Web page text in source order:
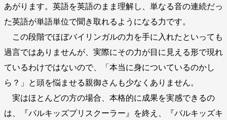
あがります。英語を英語のまま理解し、単なる音の連続だっ
た英語が単語単位で聞き取れるようになる力です。
この段階でほぼバイリンガルの力を手に入れたといっても
過言ではありませんが、実際にその力が目に見える形で現れ
ているわけではないので、「本当に身についているのかし
ら？」と頭を悩ませる親御さんも少なくありません。
実はほとんどの方の場合、本格的に成果を実感できるの
は、『パルキッズプリスクーラー』を終え、『パルキッズキ